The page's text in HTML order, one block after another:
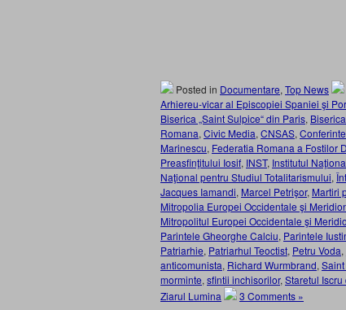
Posted in Documentare, Top News
Arhiereu-vicar al Episcopiei Spaniei şi
Biserica „Saint Sulpice“ din Paris,
Romana, Civic Media, CNSAS,
Marinescu, Federatia Romana a Fostilor
Preasfinţitului Iosif, INST, Institutul
Naţional pentru Studiul Totalitarismului,
Jacques Iamandi, Marcel Petrişor, Martiri
Mitropolia Europei Occidentale şi
Mitropolitul Europei Occidentale şi
Parintele Gheorghe Calciu, Parintele
Patriarhie, Patriarhul Teoctist, Petru Voda,
anticomunista, Richard Wurmbrand,
morminte, sfintii inchisorilor, Staretul
Ziarul Lumina
3 Comments »